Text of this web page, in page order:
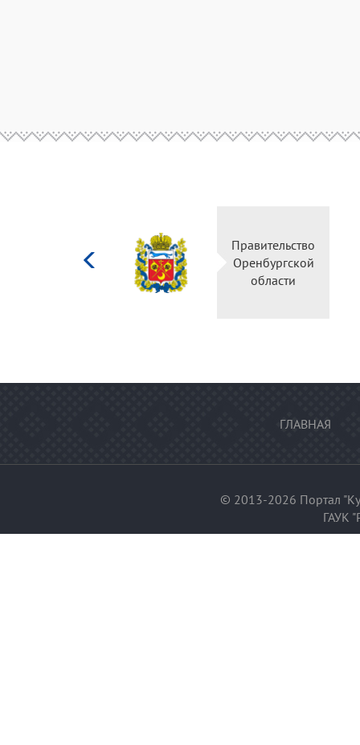
Правительство
Оренбургской
области
ГЛАВНАЯ
© 2013-2026 Портал
ГАУК